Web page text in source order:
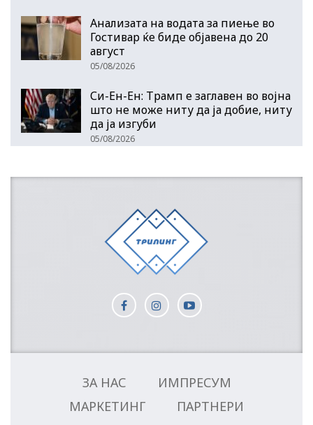
Анализата на водата за пиење во
Гостивар ќе биде објавена до 20
август
05/08/2026
Си-Ен-Ен: Трамп е заглавен во војна
што не може ниту да ја добие, ниту
да ја изгуби
05/08/2026
ЗА НАС
ИМПРЕСУМ
МАРКЕТИНГ
ПАРТНЕРИ